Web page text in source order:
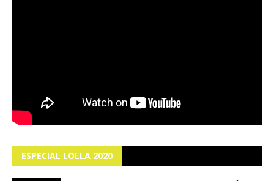
ESPECIAL LOLLA 2020